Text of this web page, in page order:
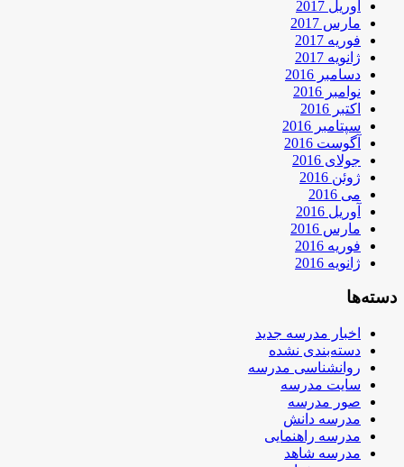
آوریل 2017
مارس 2017
فوریه 2017
ژانویه 2017
دسامبر 2016
نوامبر 2016
اکتبر 2016
سپتامبر 2016
آگوست 2016
جولای 2016
ژوئن 2016
می 2016
آوریل 2016
مارس 2016
فوریه 2016
ژانویه 2016
دسته‌ها
اخبار مدرسه جدید
دسته‌بندی نشده
روانشناسی مدرسه
سایت مدرسه
صور مدرسه
مدرسه دانش
مدرسه راهنمایی
مدرسه شاهد